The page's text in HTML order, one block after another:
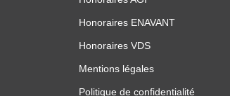
Honoraires ENAVANT
Honoraires VDS
Mentions légales
Politique de confidentialité